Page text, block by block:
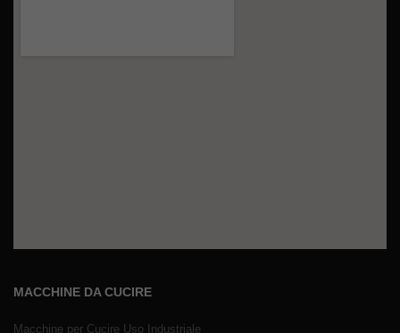
MACCHINE DA CUCIRE
Macchine per Cucire Uso Industriale